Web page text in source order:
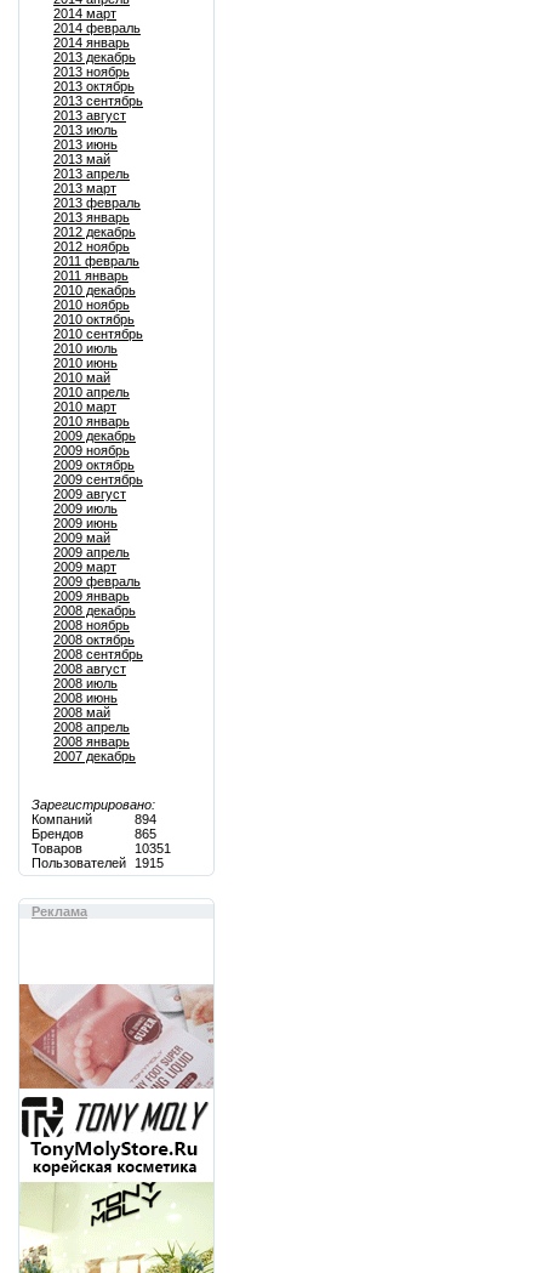
2014 март
2014 февраль
2014 январь
2013 декабрь
2013 ноябрь
2013 октябрь
2013 сентябрь
2013 август
2013 июль
2013 июнь
2013 май
2013 апрель
2013 март
2013 февраль
2013 январь
2012 декабрь
2012 ноябрь
2011 февраль
2011 январь
2010 декабрь
2010 ноябрь
2010 октябрь
2010 сентябрь
2010 июль
2010 июнь
2010 май
2010 апрель
2010 март
2010 январь
2009 декабрь
2009 ноябрь
2009 октябрь
2009 сентябрь
2009 август
2009 июль
2009 июнь
2009 май
2009 апрель
2009 март
2009 февраль
2009 январь
2008 декабрь
2008 ноябрь
2008 октябрь
2008 сентябрь
2008 август
2008 июль
2008 июнь
2008 май
2008 апрель
2008 январь
2007 декабрь
Зарегистрировано:
Компаний
894
Брендов
865
Товаров
10351
Пользователей
1915
Реклама